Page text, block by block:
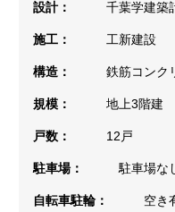
設計： 千葉学建築
施工： 工新建設
構造： 鉄筋コンク
規模： 地上3階建
戸数： 12戸
駐車場： 駐車場な
自転車駐輪： 空き